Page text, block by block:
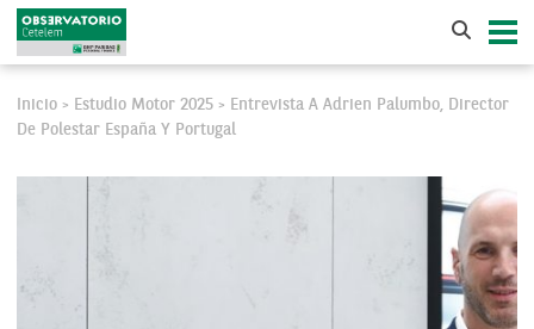
Inicio > Estudio Motor 2025 >
Entrevista A Adrien Palumbo, Director
De Polestar España Y Portugal